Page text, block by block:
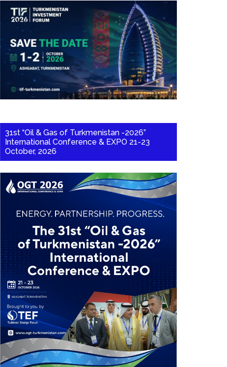
31st “Oil & Gas of Turkmenistan -2026”
International Conference & EXPO 21-23
October, 2026